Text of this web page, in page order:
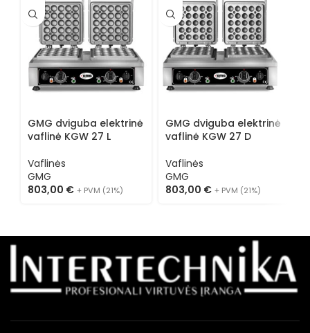
GMG dviguba elektrinė
vaflinė KGW 27 L
Vaflinės
GMG
803,00 € + PVM (21%)
GMG dviguba elektrinė
vaflinė KGW 27 D
Vaflinės
GMG
803,00 € + PVM (21%)